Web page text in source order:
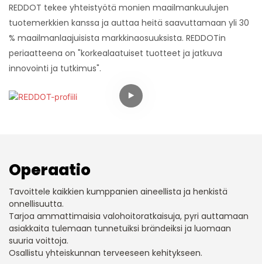
REDDOT tekee yhteistyötä monien maailmankuulujen
tuotemerkkien kanssa ja auttaa heitä saavuttamaan yli 30
% maailmanlaajuisista markkinaosuuksista. REDDOTin
periaatteena on "korkealaatuiset tuotteet ja jatkuva
innovointi ja tutkimus".
Operaatio
Tavoittele kaikkien kumppanien aineellista ja henkistä
onnellisuutta.
Tarjoa ammattimaisia ​​valohoitoratkaisuja, pyri auttamaan
asiakkaita tulemaan tunnetuiksi brändeiksi ja luomaan
suuria voittoja.
Osallistu yhteiskunnan terveeseen kehitykseen.